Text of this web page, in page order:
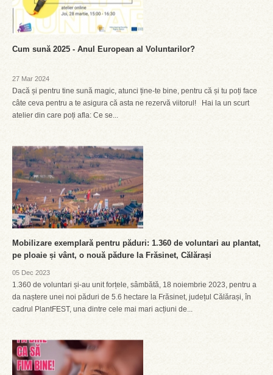
Cum sună 2025 - Anul European al Voluntarilor?
27 Mar 2024
Dacă și pentru tine sună magic, atunci ține-te bine, pentru că și tu poți face
câte ceva pentru a te asigura că asta ne rezervă viitorul! Hai la un scurt
atelier din care poți afla: Ce se...
Mobilizare exemplară pentru păduri: 1.360 de voluntari au plantat,
pe ploaie și vânt, o nouă pădure la Frăsinet, Călărași
05 Dec 2023
1.360 de voluntari și-au unit forțele, sâmbătă, 18 noiembrie 2023, pentru a
da naștere unei noi păduri de 5.6 hectare la Frăsinet, județul Călărași, în
cadrul PlantFEST, una dintre cele mai mari acțiuni de...